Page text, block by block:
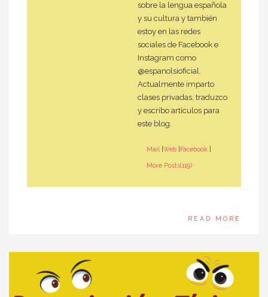
sobre la lengua española
y su cultura y también
estoy en las redes
sociales de Facebook e
Instagram como
@espanolsioficial.
Actualmente imparto
clases privadas, traduzco
y escribo artículos para
este blog.
Mail Web Facebook
More Posts(119)
READ MORE